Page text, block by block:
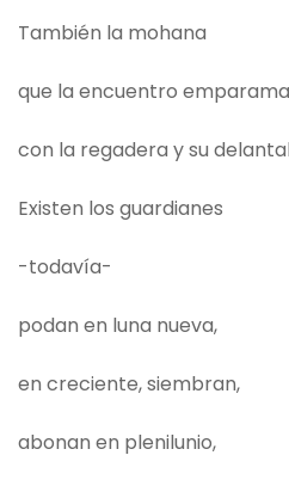
También la mohana
que la encuentro
con la regadera y su
Existen los guardianes
-todavía-
podan en luna nueva,
en creciente, siembran,
abonan en plenilunio,